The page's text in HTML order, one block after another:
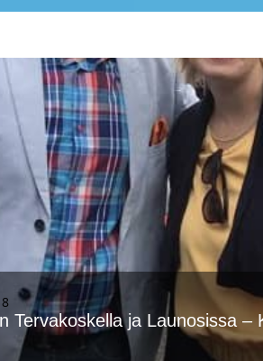
Tervakoskella ja Launosissa –